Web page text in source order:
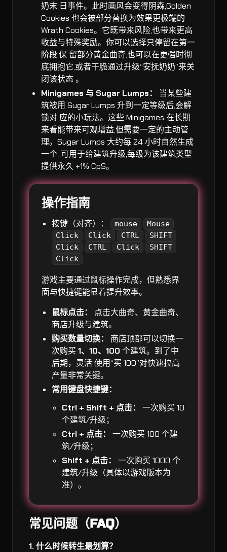
奶末 日事件。此时画风会变得阴森,Golden
Cookies 也会被部分替换为效果更极端的
Wrath Cookies。它既带来风险,也带来更高
收益与特殊奖励。你可以选择只停留在第一
阶段,保 留部分黄金曲奇,也可以在更强时彻
底拥抱它,或者干脆通过升级“安抚奶奶”来关
闭该状态 。
Minigames 与 Sugar Lumps：
当某些建
筑被用 Sugar Lumps 升到一定等级后,会解
锁对 应的小玩法。这些 Minigames 在长期
来看能带来可观增益,但需要一定的主动管
理。Sugar Lumps 大约每 24 小时自然生成
一个 ,可用于给建筑升级,每级为该建筑类型
提供永久 +1% CpS。
操作指南
按键（对齐）： mouse
Mouse
Click
Click CTRL
SHIFT
Click
CTRL Click
SHIFT
Click
游戏主要通过鼠标操作完成，但熟悉界
面与快捷键能显着提升效率。
鼠标点击：
点击大曲奇、黄金曲奇、
商店升级与建筑。
购买数量切换：
商店顶部可以切换一
次购买 1、10、100 个建筑。到了中
后期，灵活 使用“买 100”对快速拉高
产量非常关键。
常用键盘快捷键：
Ctrl + Shift + 点击：
一次购买 10
个建筑/升级；
Ctrl + 点击：
一次购买 100 个建
筑/升级；
Shift + 点击：
一次购买 1000 个
建筑/升级（具体以游戏版本为
准）。
常见问题（FAQ）
1. 什么时候转生最划算？